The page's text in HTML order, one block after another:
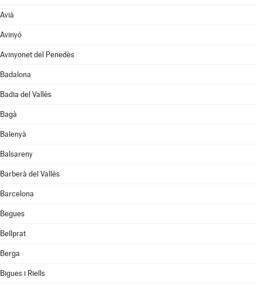
Avià
Avinyó
Avinyonet del Penedès
Badalona
Badia del Vallès
Bagà
Balenyà
Balsareny
Barberà del Vallès
Barcelona
Begues
Bellprat
Berga
Bigues i Riells